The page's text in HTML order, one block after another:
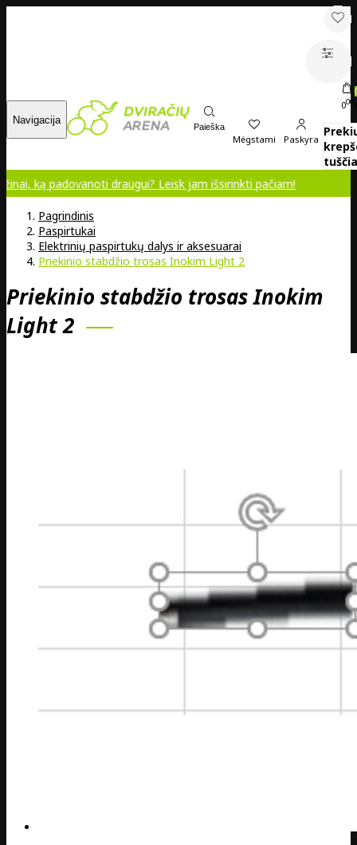
Navigacija
Paieška
Mėgstami Paskyra
000
padovanoti draugui? Leisk jam išsirinkti pačiam!
Pagrindinis
Paspirtukai
Elektrinių paspirtukų dalys ir aksesuarai
Priekinio stabdžio trosas Inokim Light 2
Priekinio stabdžio trosas Inokim
Light 2